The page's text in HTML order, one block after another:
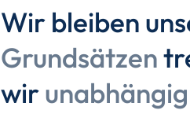
Wir bleiben
Grundsätzen
wirunabhängig